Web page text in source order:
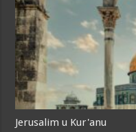
Jerusalim u Kur'anu